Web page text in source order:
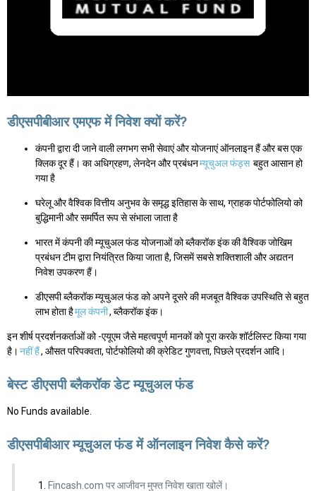
डीएसपीबीआर एमएफ में निवेश क्यों करें?
कंपनी द्वारा दी जाने वाली लगभग सभी सेवाएं और योजनाएं ऑनलाइन हैं और बस एक
क्लिक दूर हैं। का अधिग्रहण, लेनदेन और प्रबंधनम्यूचुअल फंड्स बहुत आसान हो
गया है
घरेलू और वैश्विक वित्तीय अनुभव के समृद्ध इतिहास के साथ, ग्राहक पोर्टफोलियो को
बुद्धिमानी और समर्पित रूप से संभाला जाता है
भारत में कंपनी की म्यूचुअल फंड योजनाओं को ब्लैकरॉक इंक की वैश्विक जोखिम
प्रबंधन टीम द्वारा नियंत्रित किया जाता है, जिसमें सबसे शक्तिशाली और अद्यतन
निवेश उपकरण हैं।
डीएसपी ब्लैकरॉक म्यूचुअल फंड को अपने दूसरे की मजबूत वैश्विक उपस्थिति से बहुत
लाभ होता हैमूल कंपनी, ब्लैकरॉक इंक।
इन शीर्ष प्रदर्शनकर्ताओं को -एयूएम जैसे महत्वपूर्ण मानकों को पूरा करके शॉर्टलिस्ट किया गया
है। नहीं हैं, औसत परिपक्वता, पोर्टफोलियो की क्रेडिट गुणवत्ता, पिछले प्रदर्शन आदि।
बेस्ट डीएसपी ब्लैकरॉक डेट म्यूचुअल फंड
No Funds available.
डीएसपीबीआर म्यूचुअल फंड में ऑनलाइन निवेश कैसे करें?
Fincash.com पर आजीवन मुफ्त निवेश खाता खोलें।